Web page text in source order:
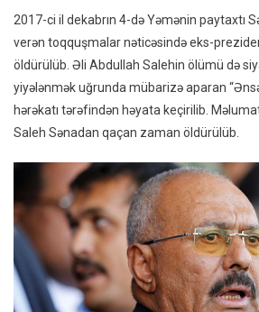
2017-ci il dekabrın 4-də Yəmənin paytaxtı
verən toqquşmalar nəticəsində eks-
öldürülüb. Əli Abdullah Salehin ölümü də
yiyələnmək uğrunda mübarizə aparan
hərəkatı tərəfindən həyata keçirilib.
Saleh Sənadan qaçan zaman öldürülüb.